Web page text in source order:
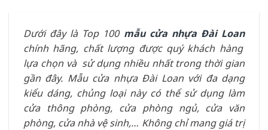
Dưới đây là Top 100 mẫu cửa nhựa Đài Loan
chính hãng, chất lượng được quý khách hàng
lựa chọn và sử dụng nhiều nhất trong thời gian
gần đây. Mẫu cửa nhựa Đài Loan với đa dạng
kiểu dáng, chủng loại này có thể sử dụng làm
cửa thông phòng, cửa phòng ngủ, cửa văn
phòng, cửa nhà vệ sinh,… Không chỉ mang giá trị